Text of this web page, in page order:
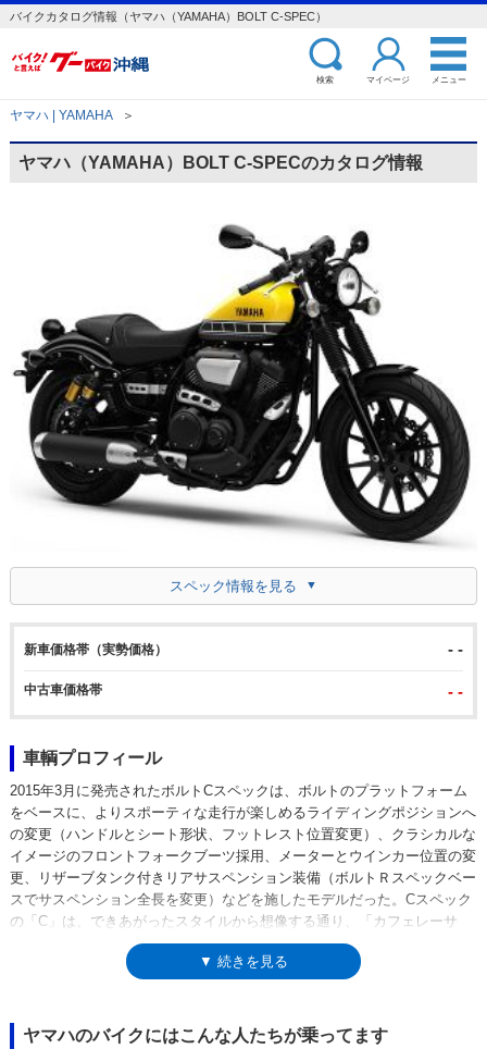
バイクカタログ情報（ヤマハ（YAMAHA）BOLT C-SPEC）
検索 マイページ メニュー
ヤマハ | YAMAHA ＞
ヤマハ（YAMAHA）BOLT C-SPECのカタログ情報
スペック情報を見る
新車価格帯（実勢価格） - -
中古車価格帯 - -
車輌プロフィール
2015年3月に発売されたボルトCスペックは、ボルトのプラットフォーム
をベースに、よりスポーティな走行が楽しめるライディングポジションへ
の変更（ハンドルとシート形状、フットレスト位置変更）、クラシカルな
イメージのフロントフォークブーツ採用、メーターとウインカー位置の変
更、リザーブタンク付きリアサスペンション装備（ボルトＲスペックベー
スでサスペンション全長を変更）などを施したモデルだった。Cスペック
の「C」は、できあがったスタイルから想像する通り、「カフェレーサ
ー」の頭文字。「ベースを同じくしながら、バリエーションモデルを拡大
する」というヤマハの方針のもとに生み出されたCスペックだったが、ボ
▼ 続きを見る
ヤマハのバイクにはこんな人たちが乗ってます